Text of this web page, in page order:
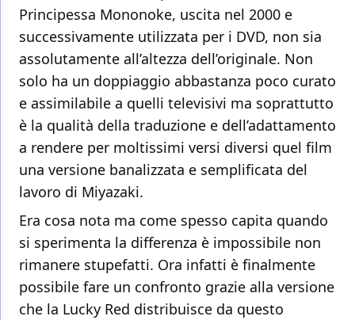
Principessa Mononoke, uscita nel 2000 e
successivamente utilizzata per i DVD, non sia
assolutamente all’altezza dell’originale. Non
solo ha un doppiaggio abbastanza poco curato
e assimilabile a quelli televisivi ma soprattutto
è la qualità della traduzione e dell’adattamento
a rendere per moltissimi versi diversi quel film
una versione banalizzata e semplificata del
lavoro di Miyazaki.
Era cosa nota ma come spesso capita quando
si sperimenta la differenza è impossibile non
rimanere stupefatti. Ora infatti è finalmente
possibile fare un confronto grazie alla versione
che la Lucky Red distribuisce da questo